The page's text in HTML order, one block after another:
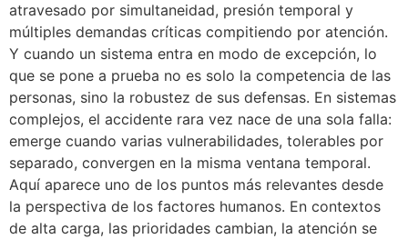
atravesado por simultaneidad, presión temporal y
múltiples demandas críticas compitiendo por atención.
Y cuando un sistema entra en modo de excepción, lo
que se pone a prueba no es solo la competencia de las
personas, sino la robustez de sus defensas. En sistemas
complejos, el accidente rara vez nace de una sola falla:
emerge cuando varias vulnerabilidades, tolerables por
separado, convergen en la misma ventana temporal.
Aquí aparece uno de los puntos más relevantes desde
la perspectiva de los factores humanos. En contextos
de alta carga, las prioridades cambian, la atención se